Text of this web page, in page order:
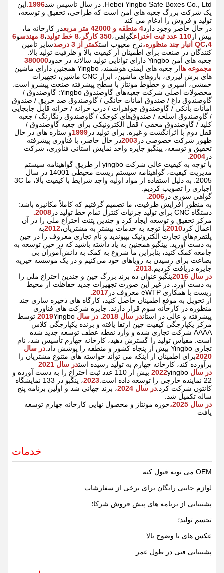
Hebei Yingbo Safe Boxes Co., Ltd. در سال تاسیس شد 1996. این
یک شرکت بزرگ جعبه های امن است که طراحی، تحقیق و توسعه،
تولید و فروش را ادغام می کند
در حال حاضر وجود دارد4 منطقه و 42000 متر مربع
در کارخانه ما،
بیش از 110 عدد ثبت اختراع گواهی،350 کارگر ،8 خط تولید ،8 مهندس و6
QC،4 انبار چند منظوره، نرخ معیوب استکمتر از 3 درصد
سایر تامین
کنندگان در صنعت برای اطمینان از کیفیت بالا و ظرفیت تولید بالا.
جعبه های امن Yingbo دارای توانایی تولید سالانه در حدود
380000
مجموعه ها
از جعبه های ایمنی هوشمند، Yingbo همچنین دارای ماشین
های برش لیزری، بازوهای ماشین، ابزار CNC ماشین، تجهیزات
خمشی، اسپری و خطوط مونتاژ با سطح پیشرفته صنعت پیشرو است.
محصولات اصلی شرکت جعبه‌های گاوصندوق Yingbo: گاوصندوق /
گاوصندوق داغ / صندوق امانات خانگی / گاوصندوق ضد حریق / صندوق
امانات بانکی / گاوصندوق جواهرات / درب خزانه / خزانه قابل جابجایی
/ گاوصندوق اسلحه / صندوق‌های کوچک / گاوصندوق رنگارنگ / جعبه
کلید / گاوصندوق مخفی / قفل الکترونیکی برای جعبه گاوصندوق /
قفل دوم با اثرانگشت و غیره. برای تولید در
1999
و ستاره های در حال
ظهور شرکت خصوصی در 2003در حال حاضر، با فناوری پیشرفته
تحقیق و توسعه، یینگبو جایزه واحد نمایش استانی فناوری، شرکت
در 2004
با توجه به کیفیت عالی شرکت yingbo از طریق گواهینامه سیستم
مدیریت کیفیت، گواهینامه سیستم زیست محیطی 14001 در سال
2005. به دلیل استفاده از مواد اولیه واجد شرایط با کیفیت بالا، ما 3C
اجباری را تصویب کردیم.
گواهی سوری در 2006
به منظور افزایش ظرفیت، ما تصمیم گرفتیم که کاملاً مکانیزه باشد:
دستگاه CNC برای تولید جزئیات کنترل تمام خط تولید در
2008.
مرکز تحقیق و توسعه ایجاد کرد و چندین پتنت اختراع ملی را در آن
اعمال کرد2010با توجه به خدمات بیشتر به مشتریان،2012به
پلتفرم‌های تجارت الکترونیک بپیوندید و نام تجاری معروف را در چین
به دست آورید. یینگبو همچنین به یاد داشته باشید که در حین توسعه به
جامعه کمک کنید، بنابراین ما شروع به کمک به دانش‌آموزان بی
بضاعت برای رسیدن به رویاهای خود می‌کنیم و در یک موسسه خیریه
جایزه دریافت کردیم. 2013
در سال 2016
ینگبو عنوان ده برند بزرگ چین و چندین اختراع ملی را
به دست آورد. در غیر این صورت تجهیزات جدید حفاظت از محیط
زیست با همکاری eWTP معروف در
2017.
از تحویل به موقع اطمینان حاصل کنید، کارگاه های ذخیره سازی چند
منظوره در کارخانه سوم قرار دارند. جایزه شرکت های فناوری
پیشرفته و عالی در استاندر سال 2018. در سال 201 9
Yingbo توسط
مرکز یکپارچگی کیفیت چین ارتقا یافته و برنده یکپارچگی کلاس
AAAA شرکت تجاری شده و وارد نقطه عطف توسعه جدید شده
است. مقیاس تولید را گسترش دهید، کارخانه چهارم تأسیس شد، نام
تجاری Yingbo بیش از پنجاه کشور و منطقه را پوشش داد.
در سال
2020برای اطمینان از اینکه می تواند خواسته های متنوع مشتریان را
برآورده کند، کارخانه چهارم به تولید رسیده استدر سال 2021
در سال 2022
yingbo بیش از 110 عدد ثبت اختراع را به دست آورده و
22 نماینده خارجی را توسعه داده است.
2023
، ینگبو در 133 نمایشگاه
کانتون شرکت کرد. در سال 2024
، برند جهانی شد و اولین برنامه پنج
ساله تکمیل شد.
در سال 2025،
حوزه مونتاژ و محصول نهایی کارخانه چهارم توسعه
یافت
خدمات
OEM می تونه قبول کنه
لوازم جانبی رایگان برای برخی از سفارشات
پشتیبانی از برنامه های پیش فروش شرکا؛
تجسم تولید؛
عکس های با وضوح بالا
پشتیبانی فنی در طول عمر